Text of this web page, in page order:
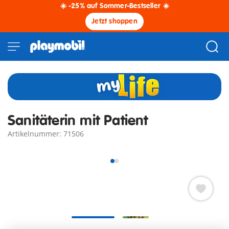
☀️ -25% auf Sommer-Bestseller ☀️
Jetzt shoppen
Sanitäterin mit Patient
Artikelnummer: 71506